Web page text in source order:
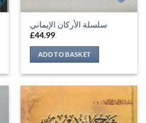
سلسلة الأركان الإيماني
£44.99
ADD TO BASKET